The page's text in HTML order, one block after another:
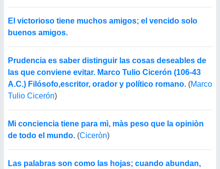
El victorioso tiene muchos amigos; el vencido solo
buenos amigos.
Prudencia es saber distinguir las cosas deseables de
las que conviene evitar. Marco Tulio Cicerón (106-43
A.C.) Filósofo,escritor, orador y político romano. (Marco
Tulio Cicerón)
Mi conciencia tiene para mì, màs peso que la opiniòn
de todo el mundo. (Ciceròn)
Las palabras son como las hojas; cuando abundan,